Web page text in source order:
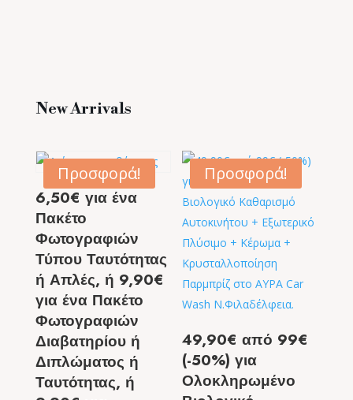
New Arrivals
Προσφορά!
6,50€ για ένα
Πακέτο
Φωτογραφιών
Τύπου Ταυτότητας
ή Απλές, ή 9,90€
για ένα Πακέτο
Φωτογραφιών
Διαβατηρίου ή
Διπλώματος ή
Ταυτότητας, ή
Προσφορά!
49,90€ από 99€
(-50%) για
Ολοκληρωμένο